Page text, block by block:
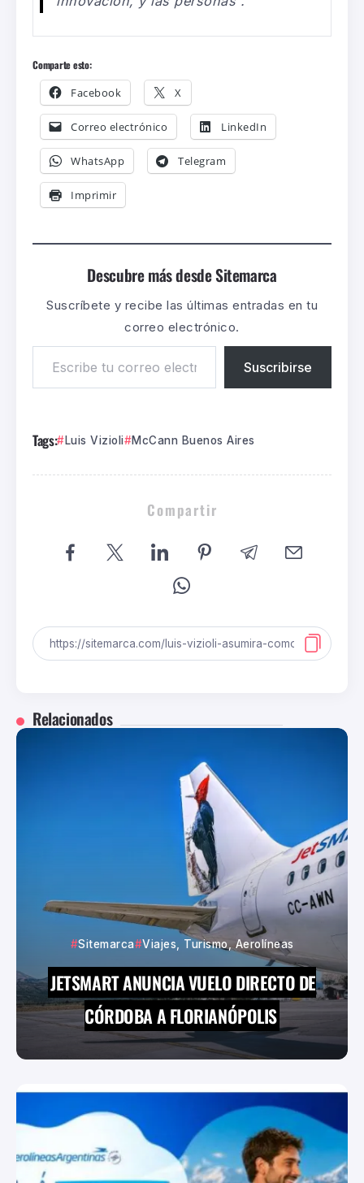
Comparte esto:
Facebook X
Correo electrónico LinkedIn
WhatsApp Telegram
Imprimir
Descubre más desde Sitemarca
Suscríbete y recibe las últimas entradas en tu
correo electrónico.
Suscribirse
Tags: Luis Vizioli McCann Buenos Aires
Compartir
Relacionados
Sitemarca Viajes, Turismo, Aerolíneas
JETSMART ANUNCIA VUELO DIRECTO DE
CÓRDOBA A FLORIANÓPOLIS